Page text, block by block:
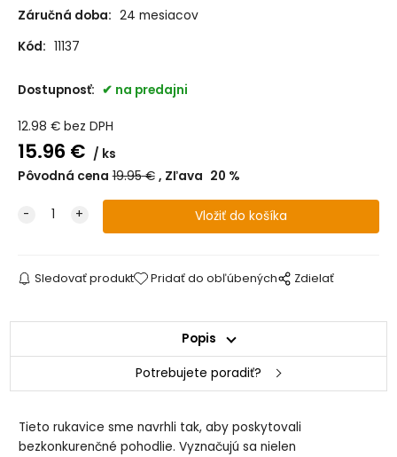
Záručná doba: 24 mesiacov
Kód: 11137
Dostupnosť: na predajni
12.98 € bez DPH
15.96 €
ks
Pôvodná cena 19.95€ Zľava 20 %
Sledovať produkt Pridať do obľúbených Zdielať
Popis
Potrebujete poradiť?
Tieto rukavice sme navrhli tak, aby poskytovali
bezkonkurenčné pohodlie. Vyznačujú sa nielen